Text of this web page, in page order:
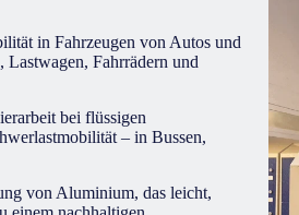
in Fahrzeugen von Autos und
Fahrrädern und
bei flüssigen
– in Bussen,
von Aluminium, das leicht,